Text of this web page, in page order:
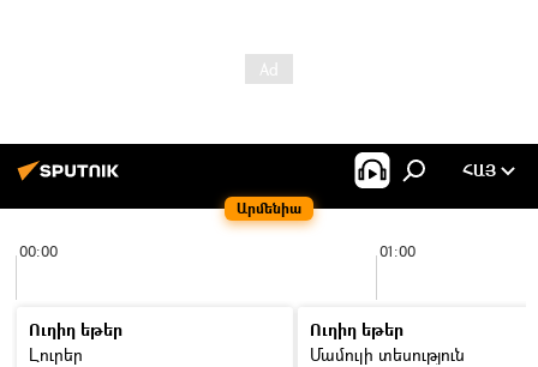
Արմենիա
ՀԱՅ
00:00 01:00
Ուղիղ եթեր
Լուրեր
Ուղիղ եթեր
Մամուլի տեսություն